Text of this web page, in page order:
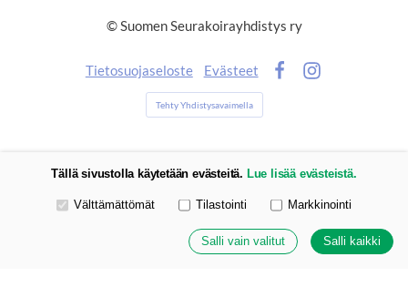
©Suomen Seurakoirayhdistys ry
Tietosuojaseloste
Evästeet
Tehty Yhdistysavaimella
Tällä sivustolla käytetään evästeitä. Lue lisää evästeistä.
Valitse käytettävät evästeet
Välttämättömät Tilastointi Markkinointi
Salli vain valitut Salli kaikki